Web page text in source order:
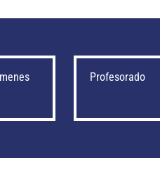
Profesorado